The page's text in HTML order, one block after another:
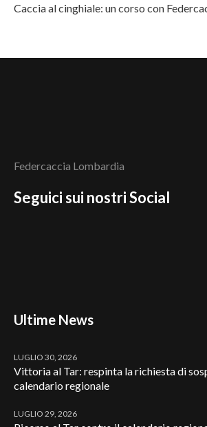
Caccia al cinghiale: un corso con
Federcaccia Lombardia
Seguici sui nostri Social
Ultime News
LUGLIO 30, 2026
Vittoria al Tar: respinta la richiesta di
calendario regionale
LUGLIO 29, 2026